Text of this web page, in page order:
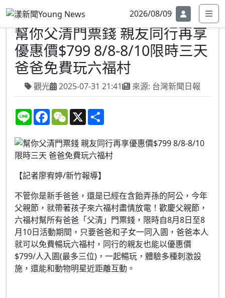
2026/08/09
幫你父清門票錢 親友同行再享
優惠價$799 8/8-8/10限時三天
爸爸免費玩六福村
觀光 2025-07-31 21:41 來源: 台灣新聞日報
L
e
F
a
e
b
o
o
k
W
e
h
a
t
X
r
e
【記者廖宥婷/新竹報導】
不管你是新手爸爸，還是已經在含飴弄孫的阿公，今年
父親節，就帶著孩子來六福村盡情放電！歡慶父親節，
六福村幫所有爸爸「父清」門票錢，限時自8月8日至8
月10日活動期間，只要爸爸和子女一同入園，爸爸本人
就可以免費暢玩六福村，同行的親友也能以優惠價
$799/人入園(最多三位)，一起暢玩，體驗多種刺激設
施，還能和動物明星近距離互動。